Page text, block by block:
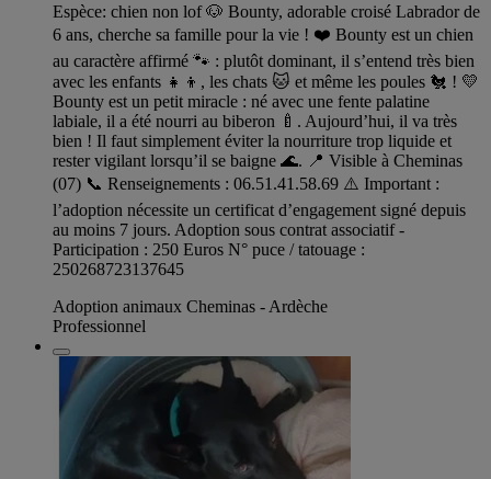
Espèce: chien non lof 🐶 Bounty, adorable croisé Labrador de
6 ans, cherche sa famille pour la vie ! ❤️ Bounty est un chien
au caractère affirmé 🐾 : plutôt dominant, il s’entend très bien
avec les enfants 👧👦, les chats 🐱 et même les poules 🐔 ! 💛
Bounty est un petit miracle : né avec une fente palatine
labiale, il a été nourri au biberon 🍼. Aujourd’hui, il va très
bien ! Il faut simplement éviter la nourriture trop liquide et
rester vigilant lorsqu’il se baigne 🌊. 📍 Visible à Cheminas
(07) 📞 Renseignements : 06.51.41.58.69 ⚠️ Important :
l’adoption nécessite un certificat d’engagement signé depuis
au moins 7 jours. Adoption sous contrat associatif -
Participation : 250 Euros N° puce / tatouage :
250268723137645
Adoption animaux Cheminas - Ardèche
Professionnel